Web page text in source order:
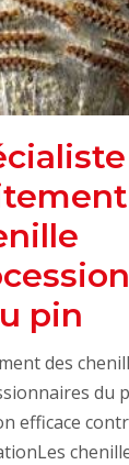
pin
des
du
efficace